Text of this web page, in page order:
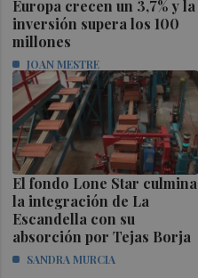
Europa crecen un 3,7% y la
inversión supera los 100
millones
JOAN MESTRE
El fondo Lone Star culmina
la integración de La
Escandella con su
absorción por Tejas Borja
SANDRA MURCIA